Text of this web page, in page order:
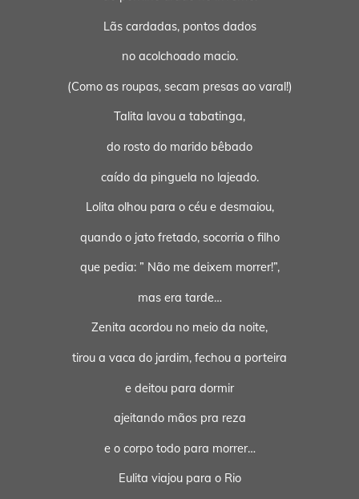
Lãs cardadas, pontos dados
no acolchoado macio.
(Como as roupas, secam presas ao varal!)
Talita lavou a tabatinga,
do rosto do marido bêbado
caído da pinguela no lajeado.
Lolita olhou para o céu e desmaiou,
quando o jato fretado, socorria o filho
que pedia: ” Não me deixem morrer!”,
mas era tarde…
Zenita acordou no meio da noite,
tirou a vaca do jardim, fechou a porteira
e deitou para dormir
ajeitando mãos pra reza
e o corpo todo para morrer…
Eulita viajou para o Rio